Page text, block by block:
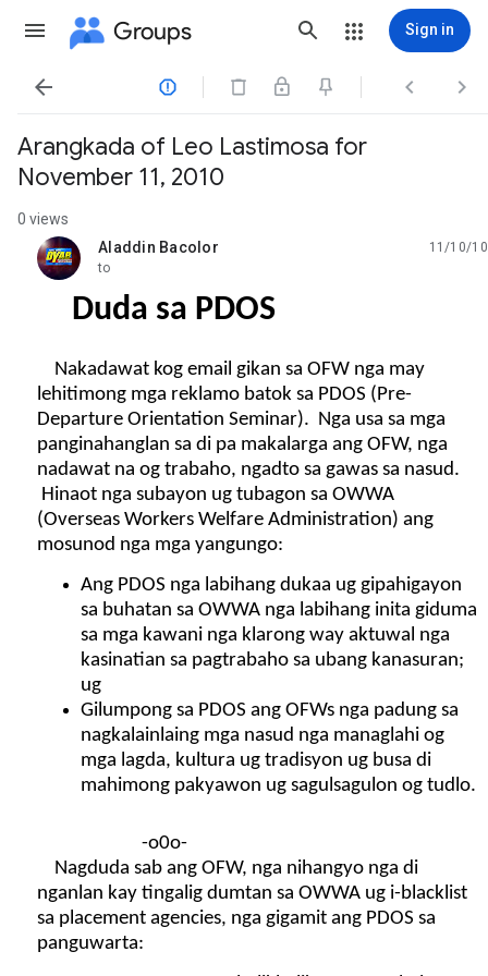
Groups Sign in
   
Arangkada of Leo Lastimosa for
November 11, 2010
0 views
Aladdin Bacolor
unread,
11/10/10
to
Duda sa PDOS
Nakadawat kog email gikan sa OFW nga may
lehitimong mga reklamo batok sa PDOS (Pre-
Departure Orientation Seminar). Nga usa sa mga
panginahanglan sa di pa makalarga ang OFW, nga
nadawat na og trabaho, ngadto sa gawas sa nasud.
Hinaot nga subayon ug tubagon sa OWWA
(Overseas Workers Welfare Administration) ang
mosunod nga mga yangungo:
Ang PDOS nga labihang dukaa ug gipahigayon
sa buhatan sa OWWA nga labihang inita giduma
sa mga kawani nga klarong way aktuwal nga
kasinatian sa pagtrabaho sa ubang kanasuran;
ug
Gilumpong sa PDOS ang OFWs nga padung sa
nagkalainlaing mga nasud nga managlahi og
mga lagda, kultura ug tradisyon ug busa di
mahimong pakyawon ug sagulsagulon og tudlo.
-o0o-
Nagduda sab ang OFW, nga nihangyo nga di
nganlan kay tingalig dumtan sa OWWA ug i-blacklist
sa placement agencies, nga gigamit ang PDOS sa
panguwarta: